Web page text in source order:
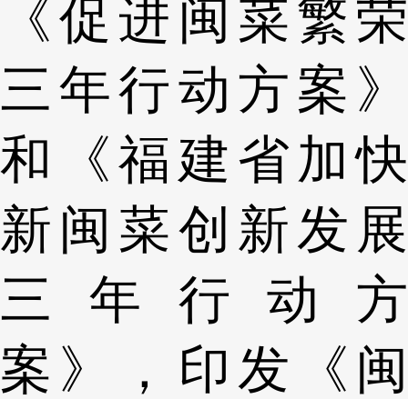
《促进闽菜繁荣
三年行动方案》
和《福建省加快
新闽菜创新发展
三年行动方
案》，印发《闽